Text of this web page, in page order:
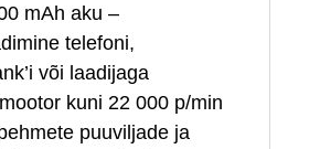
mAh aku –
telefoni,
või laadijaga
kuni 22 000 p/min
puuviljade ja